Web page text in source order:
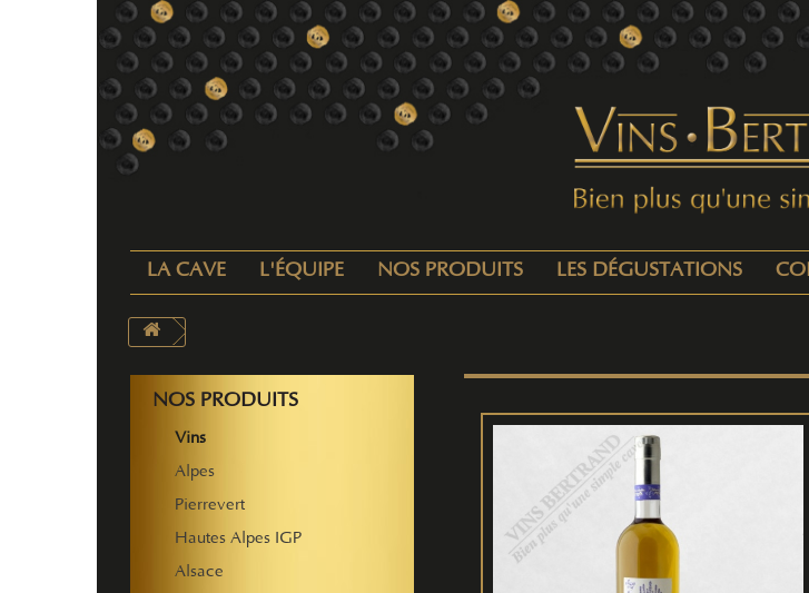
LA CAVE L'ÉQUIPE NOS PRODUITS LES DÉGUSTATIONS
NOS PRODUITS
Vins
Alpes
Pierrevert
Hautes Alpes IGP
Alsace